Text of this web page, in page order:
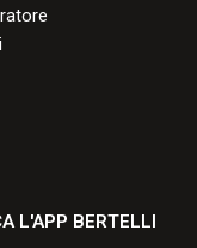
L'APP BERTELLI